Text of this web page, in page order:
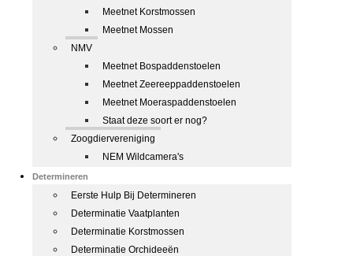
Meetnet Korstmossen
Meetnet Mossen
NMV
Meetnet Bospaddenstoelen
Meetnet Zeereeppaddenstoelen
Meetnet Moeraspaddenstoelen
Staat deze soort er nog?
Zoogdiervereniging
NEM Wildcamera's
Determineren
Eerste Hulp Bij Determineren
Determinatie Vaatplanten
Determinatie Korstmossen
Determinatie Orchideeën